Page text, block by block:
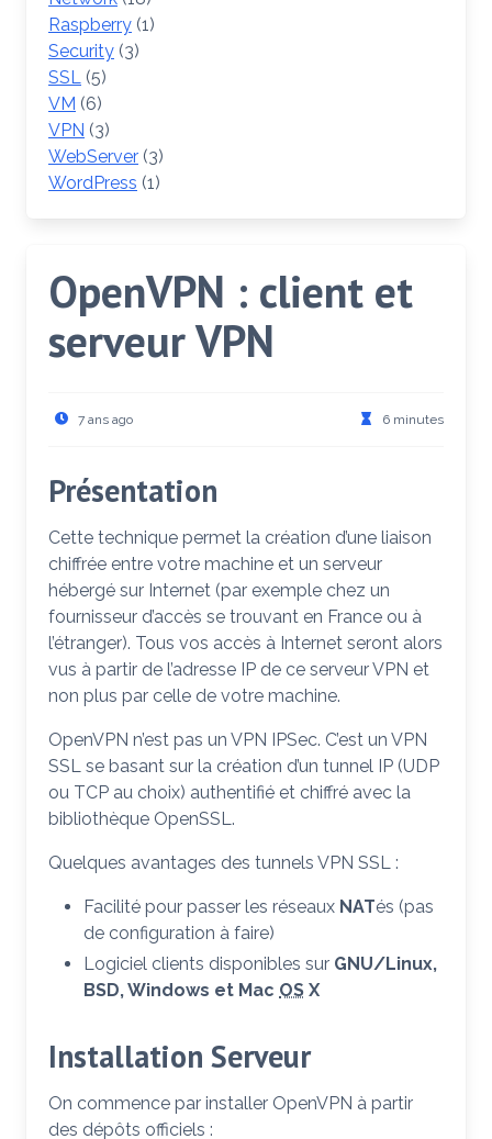
Raspberry (1)
Security (3)
SSL (5)
VM (6)
VPN (3)
WebServer (3)
WordPress (1)
OpenVPN : client et
serveur VPN
7 ans ago 6 minutes
Présentation
Cette technique permet la création d’une liaison
chiffrée entre votre machine et un serveur
hébergé sur Internet (par exemple chez un
fournisseur d’accès se trouvant en France ou à
l’étranger). Tous vos accès à Internet seront alors
vus à partir de l’adresse IP de ce serveur VPN et
non plus par celle de votre machine.
OpenVPN n’est pas un VPN IPSec. C’est un VPN
SSL se basant sur la création d’un tunnel IP (UDP
ou TCP au choix) authentifié et chiffré avec la
bibliothèque OpenSSL.
Quelques avantages des tunnels VPN SSL :
Facilité pour passer les réseaux NATés (pas
de configuration à faire)
Logiciel clients disponibles sur GNU/Linux,
BSD, Windows et Mac OS X
Installation Serveur
On commence par installer OpenVPN à partir
des dépôts officiels :